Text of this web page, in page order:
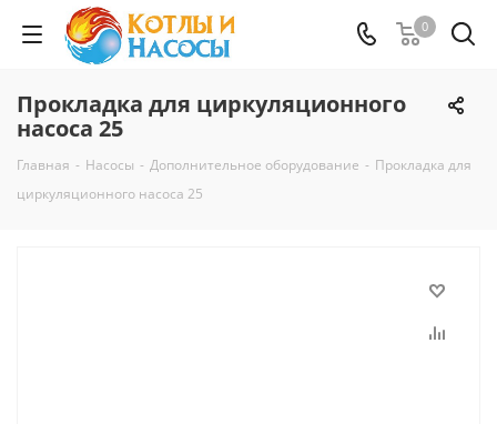
0
Прокладка для циркуляционного
насоса 25
Главная - Насосы - Дополнительное оборудование - Прокладка для
циркуляционного насоса 25